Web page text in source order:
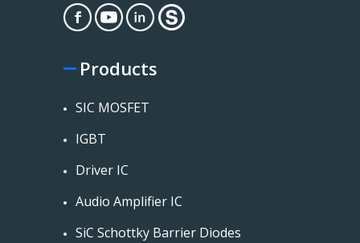
Products
SIC MOSFET
IGBT
Driver IC
Audio Amplifier IC
SiC Schottky Barrier Diodes